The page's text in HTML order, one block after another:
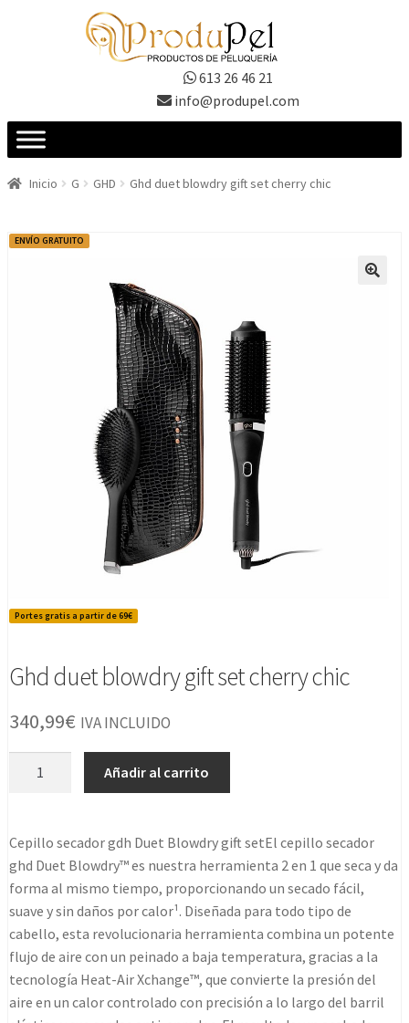
613 26 46 21
info@produpel.com
Inicio G GHD Ghd duet blowdry gift set cherry chic
Portes gratis a partir de 69€
ENVÍO GRATUITO
Ghd duet blowdry gift set cherry chic
340,99€ IVA INCLUIDO
set
cherry
chic
cantidad
Añadir al carrito
Cepillo secador gdh Duet Blowdry gift setEl cepillo secador
ghd Duet Blowdry™ es nuestra herramienta 2 en 1 que seca y da
forma al mismo tiempo, proporcionando un secado fácil,
suave y sin daños por calor¹. Diseñada para todo tipo de
cabello, esta revolucionaria herramienta combina un potente
flujo de aire con un peinado a baja temperatura, gracias a la
tecnología Heat-Air Xchange™, que convierte la presión del
aire en un calor controlado con precisión a lo largo del barril